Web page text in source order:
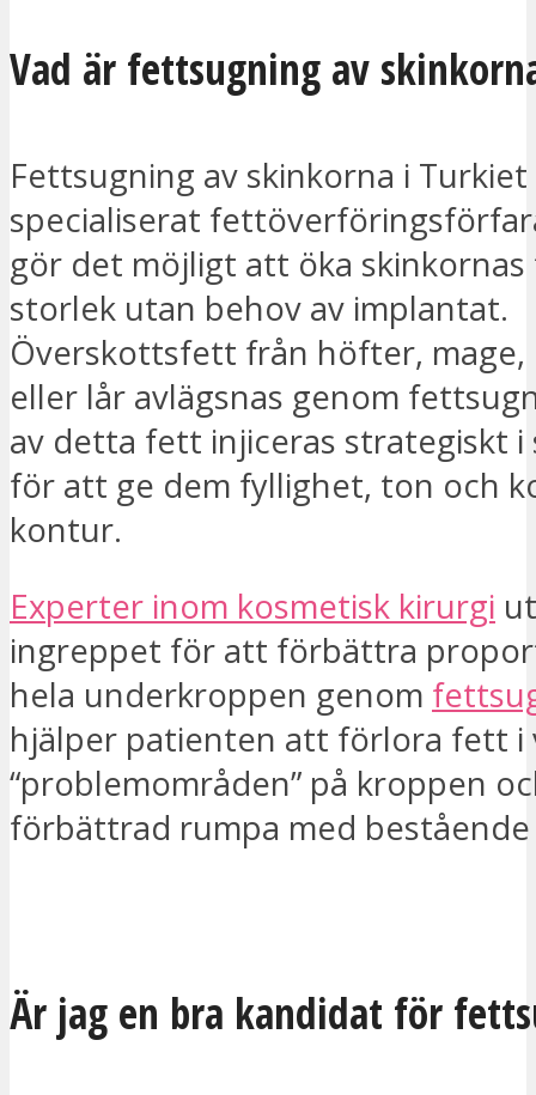
Vad är fettsugning av
Fettsugning av skinkorna i
specialiserat
gör det möjligt att öka
storlek utan behov av implantat.
Överskottsfett från höfter, mage,
eller lår avlägsnas genom
av detta fett injiceras strategiskt i
för att ge dem fyllighet, ton och
kontur.
Experter inom kosmetisk kirurgi
ingreppet för att förbättra
hela underkroppen genom
hjälper patienten att förlora fett i
“problemområden” på kroppen
förbättrad rumpa med
Är jag en bra kandidat för